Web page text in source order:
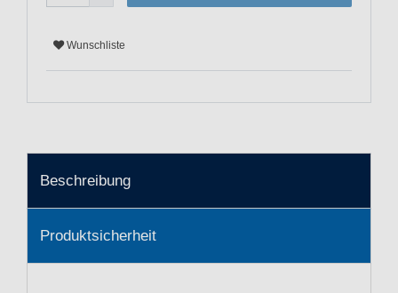
Wunschliste
Beschreibung
Produktsicherheit